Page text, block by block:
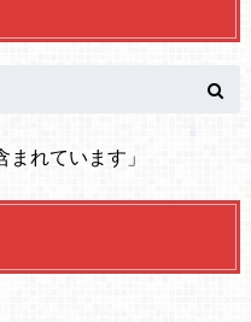
まれています」